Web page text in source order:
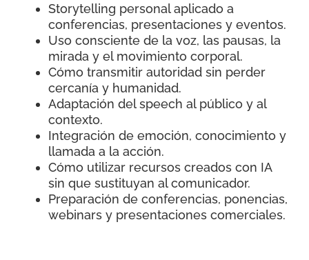
Storytelling personal aplicado a
conferencias, presentaciones y eventos.
Uso consciente de la voz, las pausas, la
mirada y el movimiento corporal.
Cómo transmitir autoridad sin perder
cercanía y humanidad.
Adaptación del speech al público y al
contexto.
Integración de emoción, conocimiento y
llamada a la acción.
Cómo utilizar recursos creados con IA
sin que sustituyan al comunicador.
Preparación de conferencias, ponencias,
webinars y presentaciones comerciales.